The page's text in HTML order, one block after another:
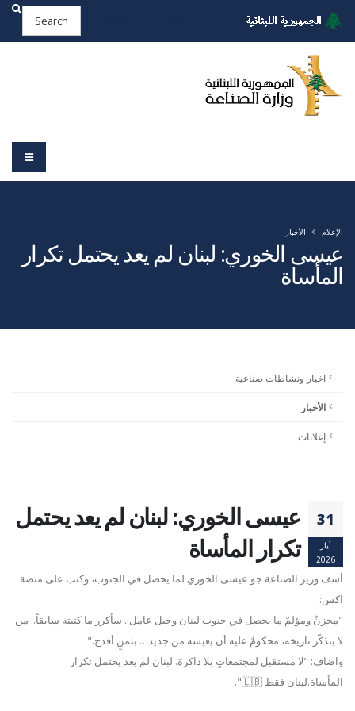
عيسى الخوري: لبنان لم يعد يحتمل تكرار
المأساة
الإعلام الأخبار
اخبار ونشاطات صناعية
الأخبار
إعلانات
31
أيار
2026
عيسى الخوري: لبنان لم يعد يحتمل
تكرار المأساة
أسف وزير الصناعة جو عيسى الخوري لما يحصل في الجنوب، وكتب على منصة
اكس:
"محزنٌ ومؤلمٌ ما يحصل في جنوب لبنان وجبل عامل.. سأكرر ما كتبته سابقاً.. من
لا يتذكّر تاريخه، محكومٌ عليه أن يعيشه من جديد… بثمنٍ أفدح."
‏واضاف: "لا مستقبل لمجتمعاتٍ بلا ذاكرة. لبنان لم يعد يحتمل تكرار
المأساة.لبنان فقط 🇱🇧".